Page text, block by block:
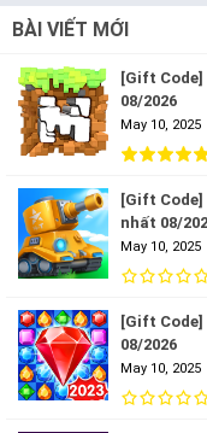
BÀI VIẾT MỚI
[Gift
08/2026
May 10, 2025
[Gift Code]
nhất 08/
May 10, 2025
[Gift
08/2026
May 10, 2025